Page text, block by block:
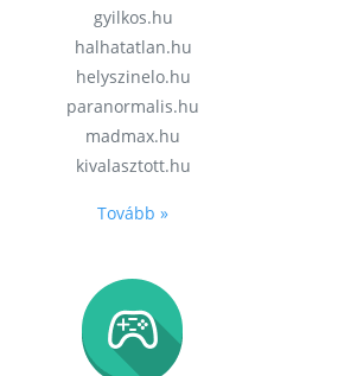
gyilkos.hu
halhatatlan.hu
helyszinelo.hu
paranormalis.hu
madmax.hu
kivalasztott.hu
Tovább »